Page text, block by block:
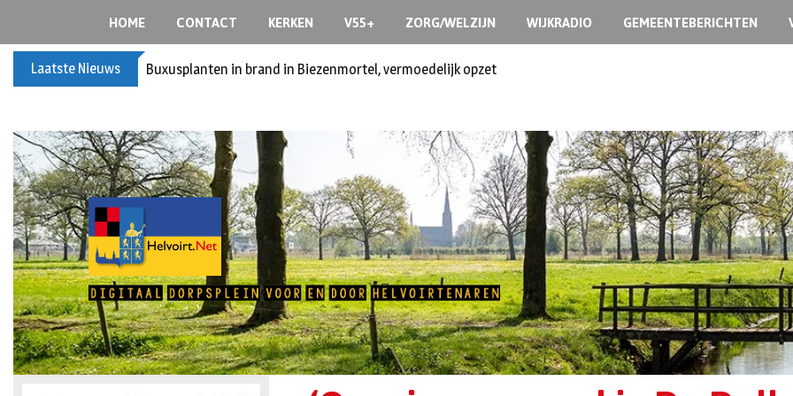
HOME CONTACT KERKEN V55+ ZORG/WELZIJN WIJKRADIO GEMEENTEBERICHTEN
Laatste Nieuws Buxusplanten in brand in Biezenmortel, vermoedelijk opzet